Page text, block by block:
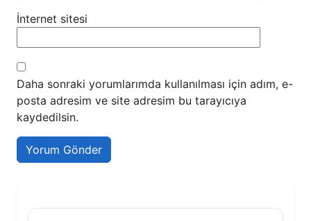
İnternet sitesi
Daha sonraki yorumlarımda kullanılması için adım, e-
posta adresim ve site adresim bu tarayıcıya
kaydedilsin.